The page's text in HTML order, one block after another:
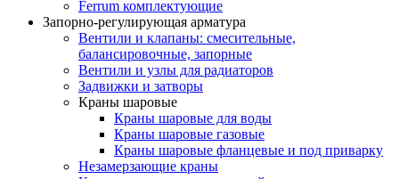
Ferrum комплектующие
Запорно-регулирующая арматура
Вентили и клапаны: смесительные,
балансировочные, запорные
Вентили и узлы для радиаторов
Задвижки и затворы
Краны шаровые
Краны шаровые для воды
Краны шаровые газовые
Краны шаровые фланцевые и под приварку
Незамерзающие краны